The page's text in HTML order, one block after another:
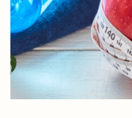
Sundhed
Vægttab
Vægttabsmedicin
Vaner